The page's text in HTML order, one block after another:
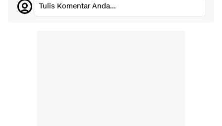
Tulis Komentar Anda...